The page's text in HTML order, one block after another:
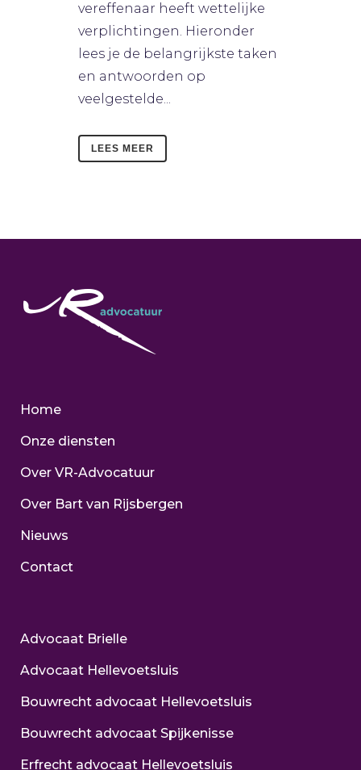
vereffenaar heeft wettelijke
verplichtingen. Hieronder
lees je de belangrijkste taken
en antwoorden op
veelgestelde...
LEES MEER
Home
Onze diensten
Over VR-Advocatuur
Over Bart van Rijsbergen
Nieuws
Contact
Advocaat Brielle
Advocaat Hellevoetsluis
Bouwrecht advocaat Hellevoetsluis
Bouwrecht advocaat Spijkenisse
Erfrecht advocaat Hellevoetsluis